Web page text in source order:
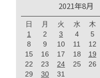
2021年8月
日 月 火 水 木
1
2 3 4 5
8
9 10 11 12
15
16 17 18 19
22
23 24 25 26
29
30 31